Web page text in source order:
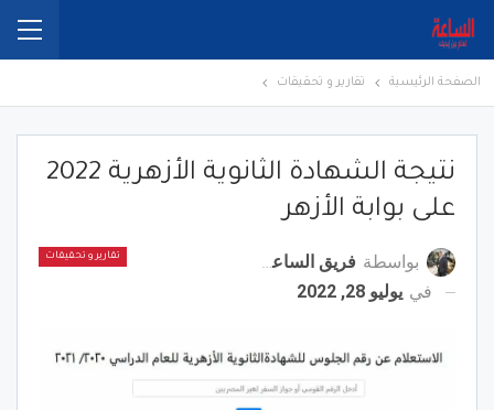
الصفحة الرئيسية تقارير و تحقيقات
نتيجة الشهادة الثانوية الأزهرية 2022
على بوابة الأزهر
تقارير و تحقيقات بواسطة فريق الساعة برس
في يوليو 28, 2022